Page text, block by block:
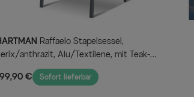
anthrazit, Alu/Textilene, mit Teak-
Armlehnen
€
Sofort lieferbar